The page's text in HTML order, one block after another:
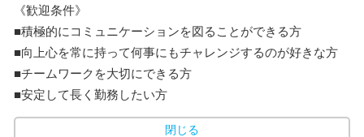
《歓迎条件》
■積極的にコミュニケーションを図ることができる方
■向上心を常に持って何事にもチャレンジするのが好きな方
■チームワークを大切にできる方
■安定して長く勤務したい方
閉じる